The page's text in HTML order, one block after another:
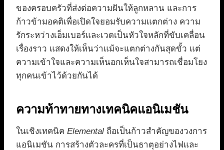
ของครอบครัวที่ส่งต่อความฝันให้ลูกหลาน และการ
ก้าวข้ามอคติเพื่อเปิดใจยอมรับความแตกต่าง ความ
รักระหว่างเอ็มเบอร์และเวดเป็นหัวใจหลักที่ขับเคลื่อน
เรื่องราว แสดงให้เห็นว่าแม้จะแตกต่างกันสุดขั้ว แต่
ความเข้าใจและความเห็นอกเห็นใจสามารถเชื่อมโยง
ทุกคนเข้าไว้ด้วยกันได้
ความท้าทายทางเทคนิคแอนิเมชัน
ในเชิงเทคนิค Elemental ถือเป็นก้าวสำคัญของวงการ
แอนิเมชัน การสร้างตัวละครที่เป็นธาตุอย่างไฟและ